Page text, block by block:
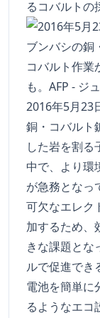
るコバルトの
2016年5月23
銅・コバルト
した岩を割る
中で、より環
が急務となっ
可欠なエレク
加するため、
きな課題とな
ルで促進でき
電池を簡単に
るようなエコ